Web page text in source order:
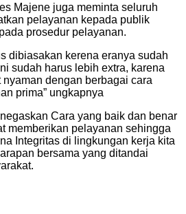
Majene juga meminta seluruh
pelayanan kepada publik
prosedur pelayanan.
dibiasakan kerena eranya sudah
sudah harus lebih extra, karena
dengan berbagai cara
prima” ungkapnya
Cara yang baik dan benar
memberikan pelayanan sehingga
Integritas di lingkungan kerja kita
bersama yang ditandai